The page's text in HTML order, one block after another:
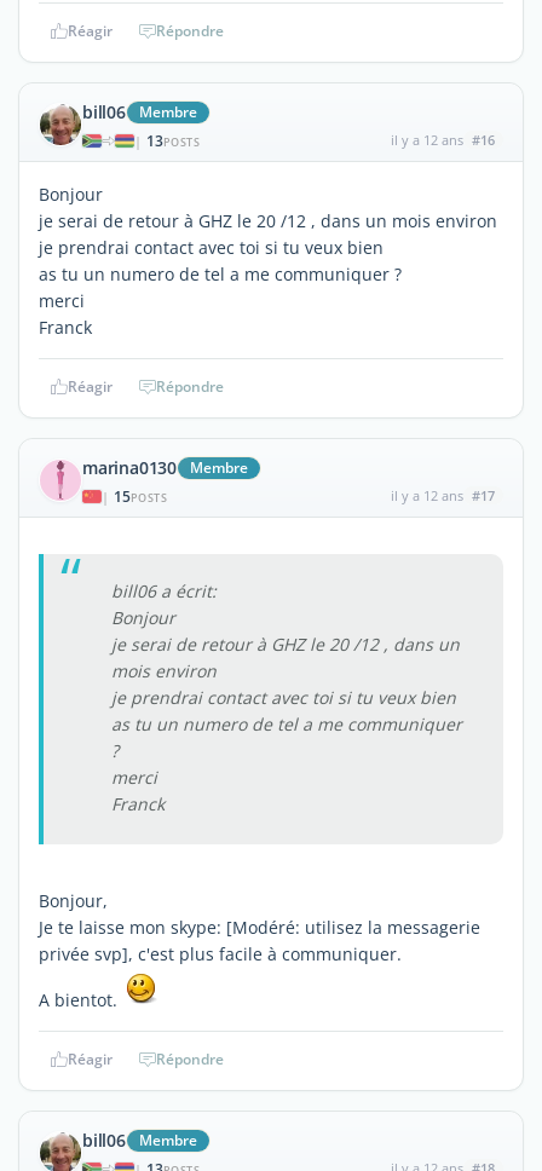
Réagir Répondre
bill06 Membre
| 13POSTS il y a 12 ans #16
Bonjour
je serai de retour à GHZ le 20 /12 , dans un mois environ
je prendrai contact avec toi si tu veux bien
as tu un numero de tel a me communiquer ?
merci
Franck
Réagir Répondre
marina0130 Membre
| 15POSTS il y a 12 ans #17
bill06 a écrit:
Bonjour
je serai de retour à GHZ le 20 /12 , dans un
mois environ
je prendrai contact avec toi si tu veux bien
as tu un numero de tel a me communiquer
?
merci
Franck
Bonjour,
Je te laisse mon skype: [Modéré: utilisez la messagerie
privée svp], c'est plus facile à communiquer.
A bientot.
Réagir Répondre
bill06 Membre